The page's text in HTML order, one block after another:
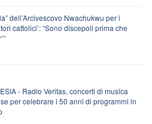
dell’Arcivescovo Nwachukwu per i
cattolici’: “Sono discepoli prima che
- Radio Veritas, concerti di musica
per celebrare i 50 anni di programmi in